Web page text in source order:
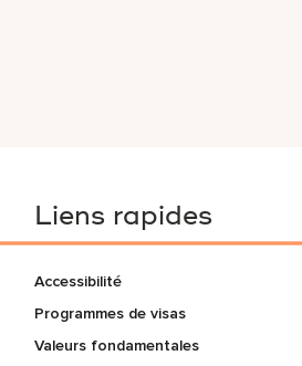
Liens rapides
Accessibilité
Programmes de visas
Valeurs fondamentales